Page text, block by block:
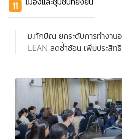
ม.ทักษิณ ยกระดับการทำงาน
LEAN ลดซ้ำซ้อน เพิ่มประสิท